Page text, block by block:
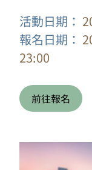
活動日期：
報名日期：
23:00
前往報名